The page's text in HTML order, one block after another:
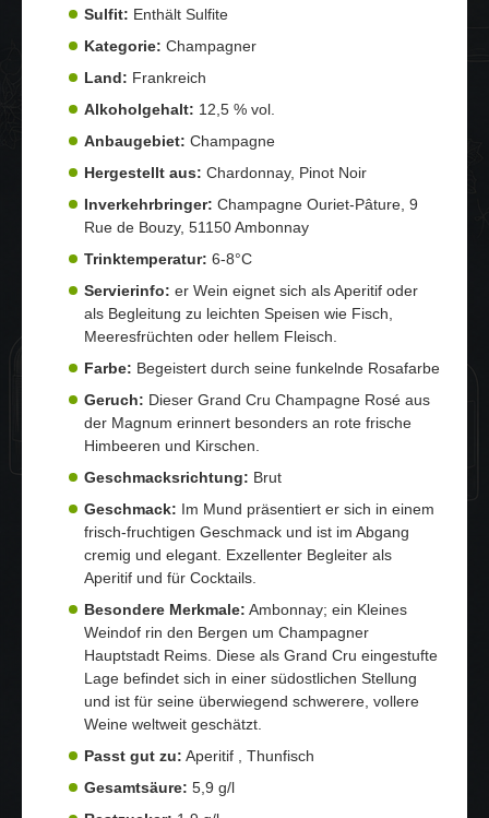
Sulfit: Enthält Sulfite
Kategorie: Champagner
Land: Frankreich
Alkoholgehalt: 12,5 % vol.
Anbaugebiet: Champagne
Hergestellt aus: Chardonnay, Pinot Noir
Inverkehrbringer: Champagne Ouriet-Pâture, 9
Rue de Bouzy, 51150 Ambonnay
Trinktemperatur: 6-8°C
Servierinfo: er Wein eignet sich als Aperitif oder
als Begleitung zu leichten Speisen wie Fisch,
Meeresfrüchten oder hellem Fleisch.
Farbe: Begeistert durch seine funkelnde Rosafarbe
Geruch: Dieser Grand Cru Champagne Rosé aus
der Magnum erinnert besonders an rote frische
Himbeeren und Kirschen.
Geschmacksrichtung: Brut
Geschmack: Im Mund präsentiert er sich in einem
frisch-fruchtigen Geschmack und ist im Abgang
cremig und elegant. Exzellenter Begleiter als
Aperitif und für Cocktails.
Besondere Merkmale: Ambonnay; ein Kleines
Weindof rin den Bergen um Champagner
Hauptstadt Reims. Diese als Grand Cru eingestufte
Lage befindet sich in einer südostlichen Stellung
und ist für seine überwiegend schwerere, vollere
Weine weltweit geschätzt.
Passt gut zu: Aperitif , Thunfisch
Gesamtsäure: 5,9 g/l